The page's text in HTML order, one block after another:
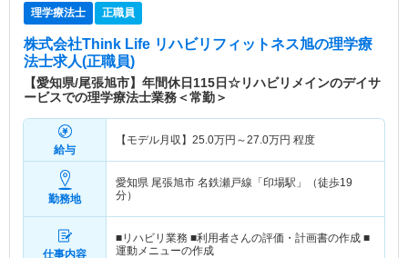
理学療法士 正職員
株式会社Think Life リハビリフィットネス旭の理学療
法士求人(正職員)
【愛知県/尾張旭市】年間休日115日☆リハビリメインのデイサ
ービスでの理学療法士業務＜常勤＞
給与
【モデル月収】 25.0万円～27.0万円 程度
勤務地
愛知県 尾張旭市 名鉄瀬戸線「印場駅」（徒歩19
分）
仕事内容
■リハビリ業務 ■利用者さんの評価・計画書の作成 ■
運動メニューの作成